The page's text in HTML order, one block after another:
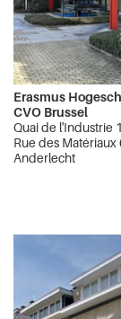
Erasmus
CVO Brussel
Quai de l'Industrie
Rue des Matériaux
Anderlecht